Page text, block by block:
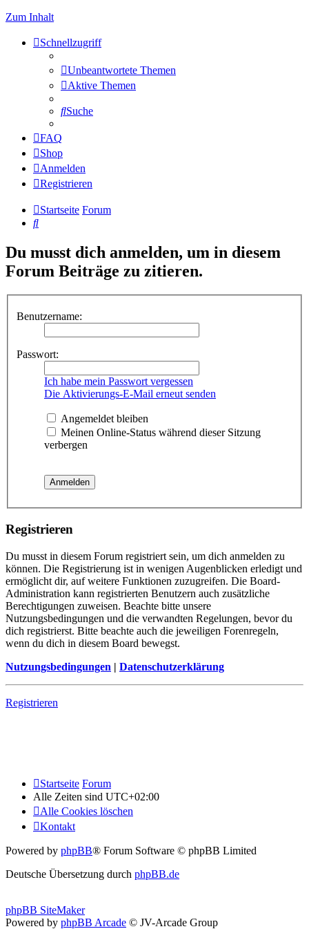
Zum Inhalt
Schnellzugriff
Unbeantwortete Themen
Aktive Themen
Suche
FAQ
Shop
Anmelden
Registrieren
Startseite Forum
Suche
Du musst dich anmelden, um in diesem
Forum Beiträge zu zitieren.
Benutzername:
Passwort:
Ich habe mein Passwort vergessen
Die Aktivierungs-E-Mail erneut senden
Angemeldet bleiben
Meinen Online-Status während dieser Sitzung
verbergen
Registrieren
Du musst in diesem Forum registriert sein, um dich anmelden zu
können. Die Registrierung ist in wenigen Augenblicken erledigt und
ermöglicht dir, auf weitere Funktionen zuzugreifen. Die Board-
Administration kann registrierten Benutzern auch zusätzliche
Berechtigungen zuweisen. Beachte bitte unsere
Nutzungsbedingungen und die verwandten Regelungen, bevor du
dich registrierst. Bitte beachte auch die jeweiligen Forenregeln,
wenn du dich in diesem Board bewegst.
Nutzungsbedingungen | Datenschutzerklärung
Registrieren
Startseite Forum
Alle Zeiten sind UTC+02:00
Alle Cookies löschen
Kontakt
Powered by phpBB® Forum Software © phpBB Limited
Deutsche Übersetzung durch phpBB.de
phpBB SiteMaker
Powered by phpBB Arcade © JV-Arcade Group